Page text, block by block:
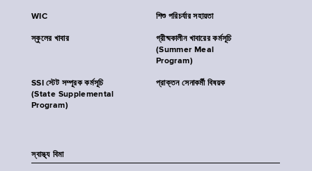
WIC শিশু পরিচর্যার সহায়তা
স্কুলের খাবার
গ্রীষ্মকালীন খাবারের কর্মসূচি
(Summer Meal
Program)
SSI স্টেট সম্পূরক কর্মসূচি
(State Supplemental
Program)
প্রাক্তন সেনাকর্মী বিষয়ক
স্বাস্থ্য বিমা